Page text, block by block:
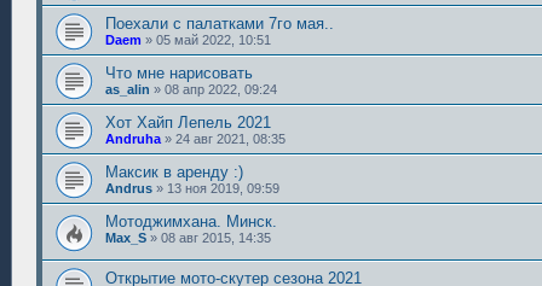
Поехали с палатками 7го мая..
Daem » 05 май 2022, 10:51
Что мне нарисовать
as_alin » 08 апр 2022, 09:24
Хот Хайп Лепель 2021
Andruha » 24 авг 2021, 08:35
Максик в аренду :)
Andrus » 13 ноя 2019, 09:59
Мотоджимхана. Минск.
Max_S » 08 авг 2015, 14:35
Открытие мото-скутер сезона 2021